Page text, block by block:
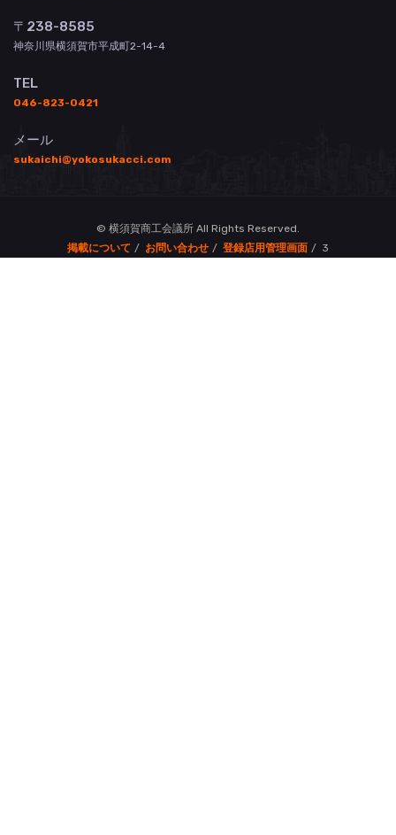
〒238-8585
神奈川県横須賀市平成町2-14-4
TEL
046-823-0421
メール
sukaichi@yokosukacci.com
© 横須賀商工会議所 All Rights Reserved.
掲載について
お問い合わせ 登録店用管理画面 3